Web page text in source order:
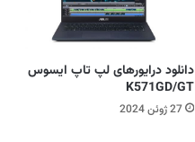
دانلود درایورهای لپ تاپ ایسوس
K571GD/GT
27 ژوئن 2024